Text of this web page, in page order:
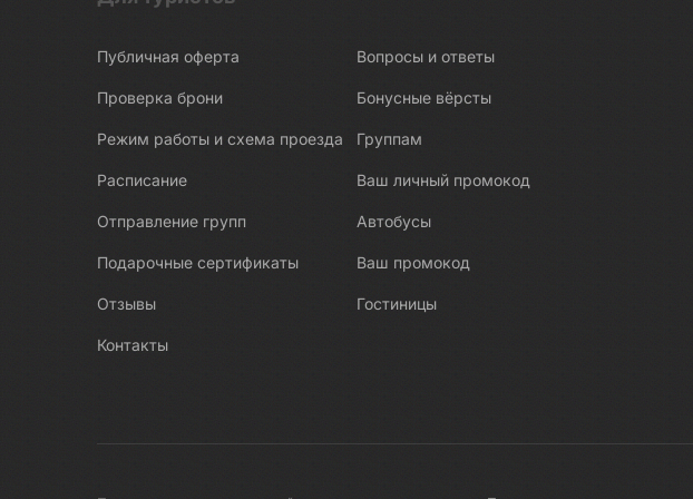
Боровичи
Босния и Герцеговина
В погоне за северным сиянием
Валаам
Валдай
Публичная оферта
Проверка брони
Режим работы и схема проезда
Расписание
Отправление групп
Подарочные сертификаты
Отзывы
Контакты
Вопросы и ответы
Бонусные вёрсты
Группам
Ваш личный промокод
Автобусы
Ваш промокод
Гостиницы